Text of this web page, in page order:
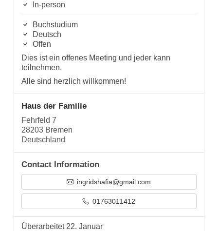
In-person
Buchstudium
Deutsch
Offen
Dies ist ein offenes Meeting und jeder kann
teilnehmen.
Alle sind herzlich willkommen!
Haus der Familie
Fehrfeld 7
28203 Bremen
Deutschland
Contact Information
ingridshafia@gmail.com
01763011412
Überarbeitet 22. Januar